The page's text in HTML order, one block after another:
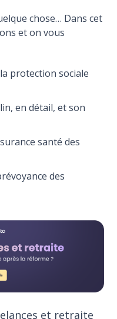
chose… Dans cet
et on vous
protection sociale
en détail, et son
santé des
des
et retraite